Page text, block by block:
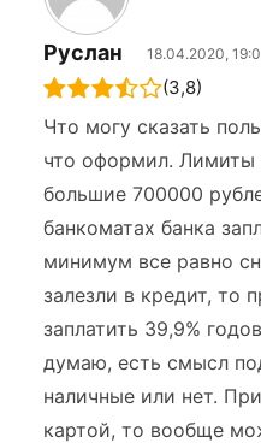
Руслан 18.04.2020,
(3,8)
Что могу сказать
что оформил. Лимиты
большие 700000
банкоматах банка
минимум все равно
залезли в кредит, то
заплатить 39,9%
думаю, есть смысл
наличные или нет.
картой, то вообще